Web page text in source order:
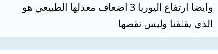
وايضا ارتفاع اليوريا 3 اضعاف معدلها الطبيعي هو
الذي يقلقنا وليس نقصها